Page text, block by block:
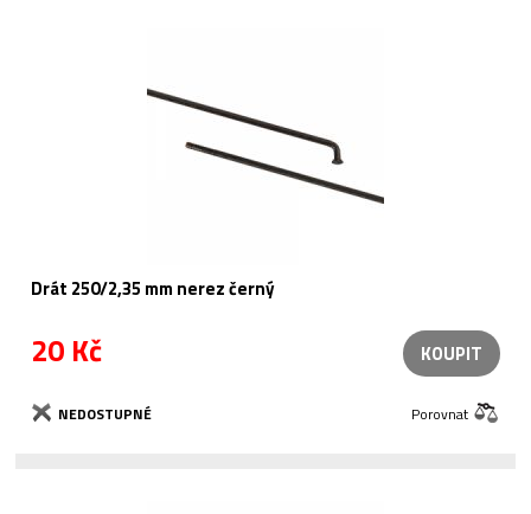
Drát 250/2,35 mm nerez černý
20 Kč KOUPIT
NEDOSTUPNÉ Porovnat